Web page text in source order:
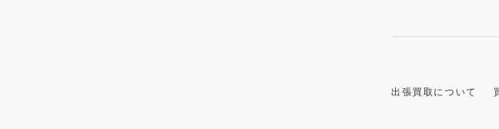
出張買取について